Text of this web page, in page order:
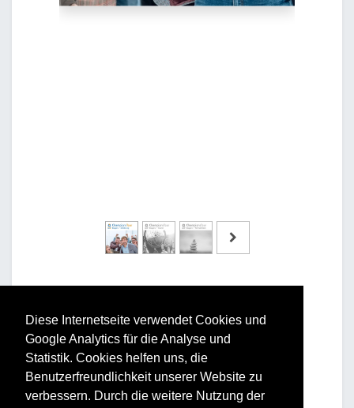
Diese Internetseite verwendet Cookies und
Google Analytics für die Analyse und
Statistik. Cookies helfen uns, die
Benutzerfreundlichkeit unserer Website zu
verbessern. Durch die weitere Nutzung der
Vorteile und Nutzen
Für Ihr Unternehmen: